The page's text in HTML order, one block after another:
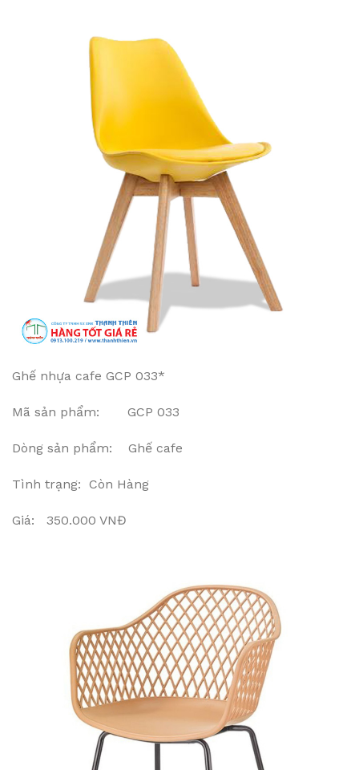
Ghế nhựa cafe GCP 033*
Mã sản phẩm: GCP 033
Dòng sản phẩm: Ghế cafe
Tình trạng: Còn Hàng
Giá: 350.000 VNĐ